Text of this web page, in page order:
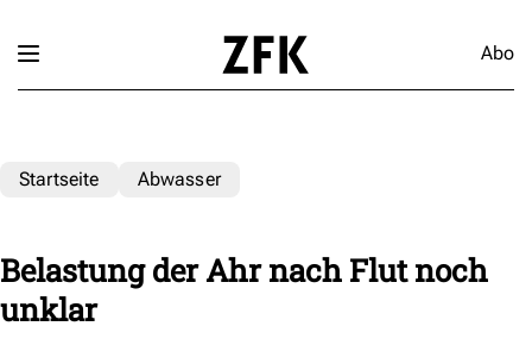
Abo
Startseite Abwasser
Belastung der Ahr nach Flut noch
unklar